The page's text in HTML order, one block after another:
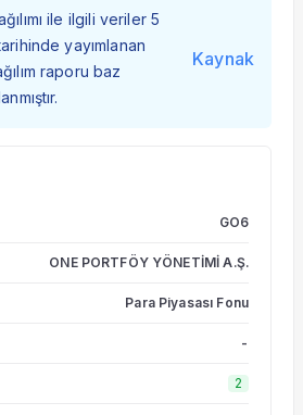
ile ilgili veriler 5
yayımlanan
raporu baz
Kaynak
GO6
ONE PORTFÖY YÖNETİMİ A.Ş.
Para Piyasası Fonu
-
2